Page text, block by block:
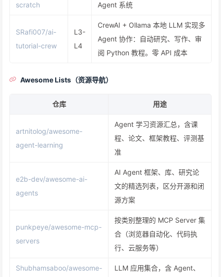
scratch
Agent 系统
SRafi007/ai-
tutorial-crew
L3-
L4
CrewAI + Ollama 本地 LLM 实现多
Agent 协作：自动研究、写作、审
阅 Python 教程。零 API 成本
Awesome Lists（资源导航）
仓库 用途
artnitolog/awesome-
agent-learning
Agent 学习资源汇总，含课
程、论文、框架教程、评测基
准
e2b-dev/awesome-ai-
agents
AI Agent 框架、库、研究论
文的精选列表，区分开源和闭
源方案
punkpeye/awesome-mcp-
servers
按类别整理的 MCP Server 集
合（浏览器自动化、代码执
行、云服务等）
Shubhamsaboo/awesome-
LLM 应用集合，含 Agent、